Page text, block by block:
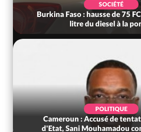
SOCIÉTÉ
Burkina Faso : hausse de 75
litre du diesel à la
POLITIQUE
Cameroun : Accusé de
d'Etat, Sani Mouhamadou